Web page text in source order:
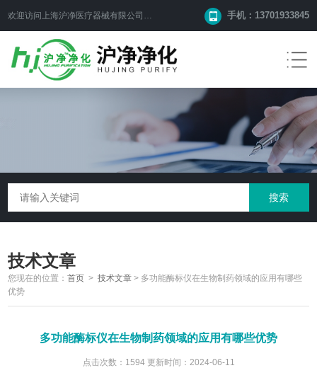
欢迎访问上海沪净医疗器械有限公司网站！ 手机：13701933845
技术文章
您现在的位置：首页 >技术文章 > 多功能酶标仪在生物制药领域的应用有哪些
优势
多功能酶标仪在生物制药领域的应用有哪些优势
点击次数：1594 更新时间：2024-06-11